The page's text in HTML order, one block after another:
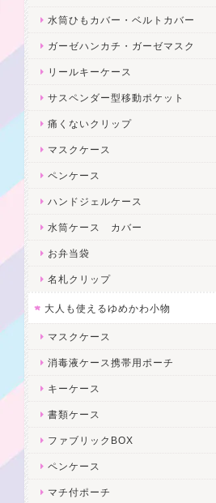
水筒ひもカバー・ベルトカバー
ガーゼハンカチ・ガーゼマスク
リールキーケース
サスペンダー型移動ポケット
痛くないクリップ
マスクケース
ペンケース
ハンドジェルケース
水筒ケース カバー
お弁当袋
名札クリップ
大人も使えるゆめかわ小物
マスクケース
消毒液ケース携帯用ポーチ
キーケース
書類ケース
ファブリックBOX
ペンケース
マチ付ポーチ